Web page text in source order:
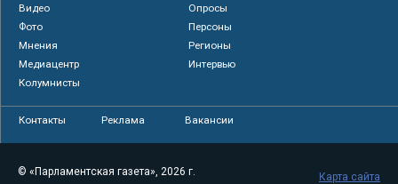
Видео
Опросы
Фото
Персоны
Мнения
Регионы
Медиацентр
Интервью
Колумнисты
Контакты Реклама Вакансии
© «Парламентская газета», 2026 г.
Карта сайта